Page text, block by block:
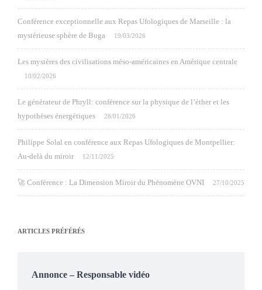
Conférence exceptionnelle aux Repas Ufologiques de Marseille : la
mystérieuse sphère de Buga
19/03/2026
Les mystères des civilisations méso-américaines en Amérique centrale
10/02/2026
Le générateur de Phryll: conférence sur la physique de l’éther et les
hypothèses énergétiques
28/01/2026
Philippe Solal en conférence aux Repas Ufologiques de Montpellier:
Au-delà du miroir
12/11/2025
🚀 Conférence : La Dimension Miroir du Phénomène OVNI 27/10/2025
ARTICLES PRÉFÉRÉS
Annonce – Responsable vidéo